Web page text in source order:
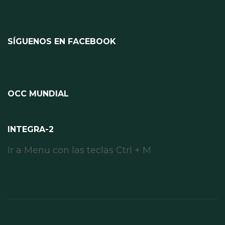
SÍGUENOS EN FACEBOOK
OCC MUNDIAL
INTEGRA-2
Ir a Menu con las teclas Ctrl + M